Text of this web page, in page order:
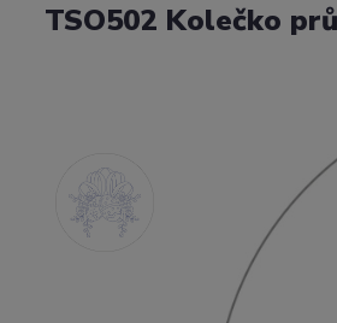
TSO502 Kolečko